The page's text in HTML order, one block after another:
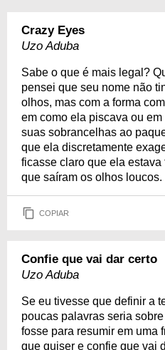
Crazy Eyes
Uzo Aduba
Sabe o que é mais legal?
pensei que seu nome não
olhos, mas com a forma
em como ela piscava ou
suas sobrancelhas ao
que ela discretamente
ficasse claro que ela
que saíram os olhos loucos.
COPIAR
Confie que vai dar certo
Uzo Aduba
Se eu tivesse que definir a
poucas palavras seria
fosse para resumir em uma
que quiser e confie que vai